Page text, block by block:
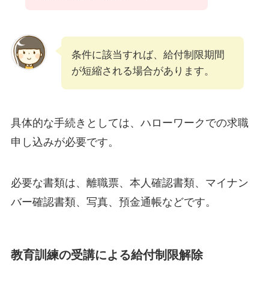
条件に該当すれば、給付制限期間
が短縮される場合があります。
具体的な手続きとしては、ハローワークでの求職
申し込みが必要です。
必要な書類は、離職票、本人確認書類、マイナン
バー確認書類、写真、預金通帳などです。
教育訓練の受講による給付制限解除